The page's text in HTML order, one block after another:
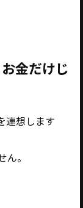
金だけじ
連想します
。